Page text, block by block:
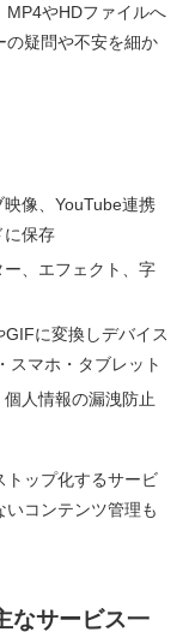
MP4やHDファイルへ
の疑問や不安を細か
映像、YouTube連携
に保存
ー、エフェクト、字
GIFに変換しデバイス
スマホ・タブレット
個人情報の漏洩防止
トップ化するサービ
コンテンツ管理も
なサービス一